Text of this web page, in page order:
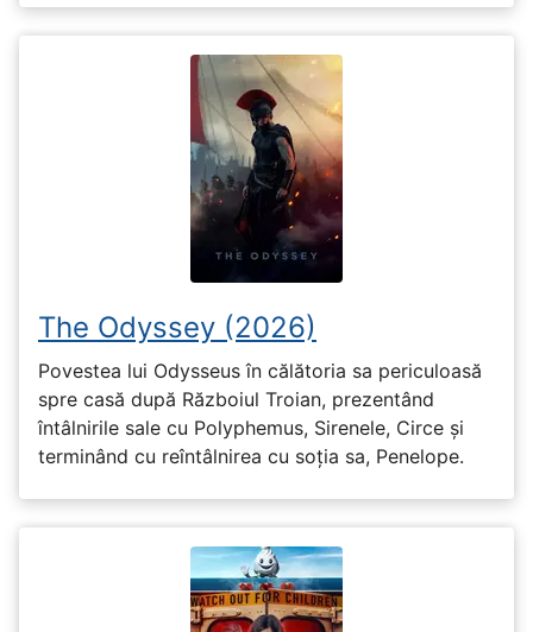
The Odyssey (2026)
Povestea lui Odysseus în călătoria sa periculoasă
spre casă după Războiul Troian, prezentând
întâlnirile sale cu Polyphemus, Sirenele, Circe și
terminând cu reîntâlnirea cu soția sa, Penelope.